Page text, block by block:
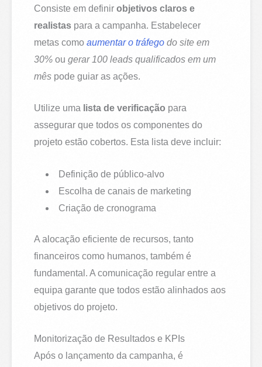
Consiste em definirobjetivos claros e
realistas para a campanha. Estabelecer
metas comoaumentar o tráfego do site em
30% ougerar 100 leads qualificados em um
mês pode guiar as ações.
Utilize uma lista de verificação para
assegurar que todos os componentes do
projeto estão cobertos. Esta lista deve incluir:
Definição de público-alvo
Escolha de canais de marketing
Criação de cronograma
A alocação eficiente de recursos, tanto
financeiros como humanos, também é
fundamental. A comunicação regular entre a
equipa garante que todos estão alinhados aos
objetivos do projeto.
Monitorização de Resultados e KPIs
Após o lançamento da campanha, é